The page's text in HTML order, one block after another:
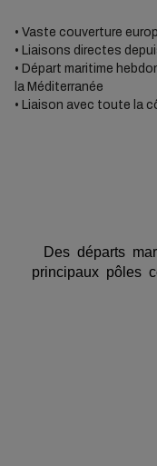
• Vaste couverture
• Liaisons directes
• Départ maritime
la Méditerranée
• Liaison avec toute la
Des départs
principaux pôles